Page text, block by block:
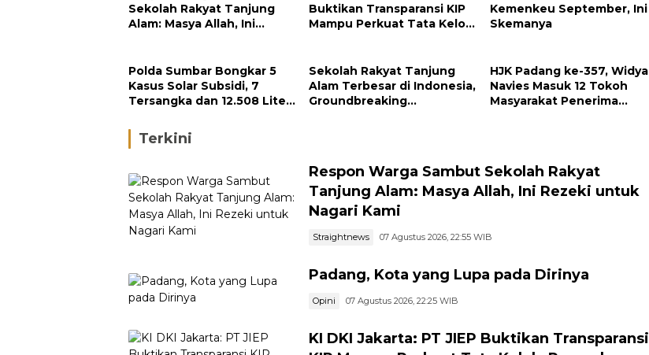
Sekolah Rakyat Tanjung
Alam: Masya Allah, Ini
Buktikan Transparansi KIP
Mampu Perkuat Tata Kelola
Kemenkeu September, Ini
Skemanya
Polda Sumbar Bongkar 5
Kasus Solar Subsidi, 7
Tersangka dan 12.508 Liter
Sekolah Rakyat Tanjung
Alam Terbesar di Indonesia,
Groundbreaking
HJK Padang ke-357, Widya
Navies Masuk 12 Tokoh
Masyarakat Penerima
Terkini
Respon Warga Sambut Sekolah Rakyat
Tanjung Alam: Masya Allah, Ini Rezeki untuk
Nagari Kami
Straightnews 07 Agustus 2026, 22:55 WIB
Padang, Kota yang Lupa pada Dirinya
Opini 07 Agustus 2026, 22:25 WIB
KI DKI Jakarta: PT JIEP Buktikan Transparansi